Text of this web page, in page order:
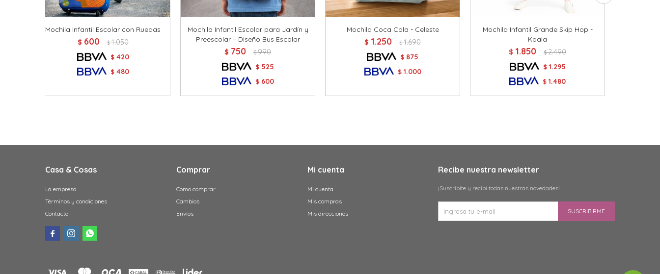
Mochila Infantil Escolar con Ruedas
$ 600 $ 1.050
$ 420
$ 480
Mochila Infantil Escolar para Jardín y
Preescolar – Diseño Bus Escolar
$ 750 $ 990
$ 525
$ 600
Mochila Coca Cola - Celeste
$ 1.250 $ 1.690
$ 875
$ 1.000
Mochila Infantil Grande Skip Hop -
Koala
$ 1.850 $ 2.490
$ 1.295
$ 1.480
Casa & Cosas
La empresa
Términos y condiciones
Contacto
  
Comprar
Como comprar
Cambios
Envíos
Mi cuenta
Mi cuenta
Mis compras
Mis direcciones
Recibe nuestra newsletter
¡Suscribite y recibí todas nuestras novedades!
SUSCRIBIRME